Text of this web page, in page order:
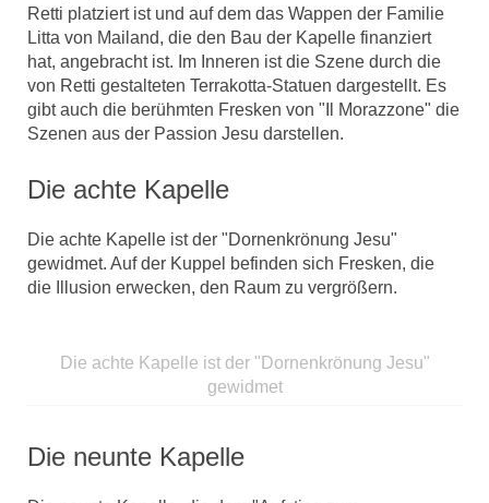
Retti platziert ist und auf dem das Wappen der Familie
Litta von Mailand, die den Bau der Kapelle finanziert
hat, angebracht ist. Im Inneren ist die Szene durch die
von Retti gestalteten Terrakotta-Statuen dargestellt. Es
gibt auch die berühmten Fresken von "Il Morazzone" die
Szenen aus der Passion Jesu darstellen.
Die achte Kapelle
Die achte Kapelle ist der "Dornenkrönung Jesu"
gewidmet. Auf der Kuppel befinden sich Fresken, die
die Illusion erwecken, den Raum zu vergrößern.
Die achte Kapelle ist der "Dornenkrönung Jesu"
gewidmet
Die neunte Kapelle